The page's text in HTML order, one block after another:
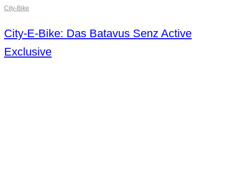
City-Bike
City-E-Bike: Das Batavus Senz Active
Exclusive